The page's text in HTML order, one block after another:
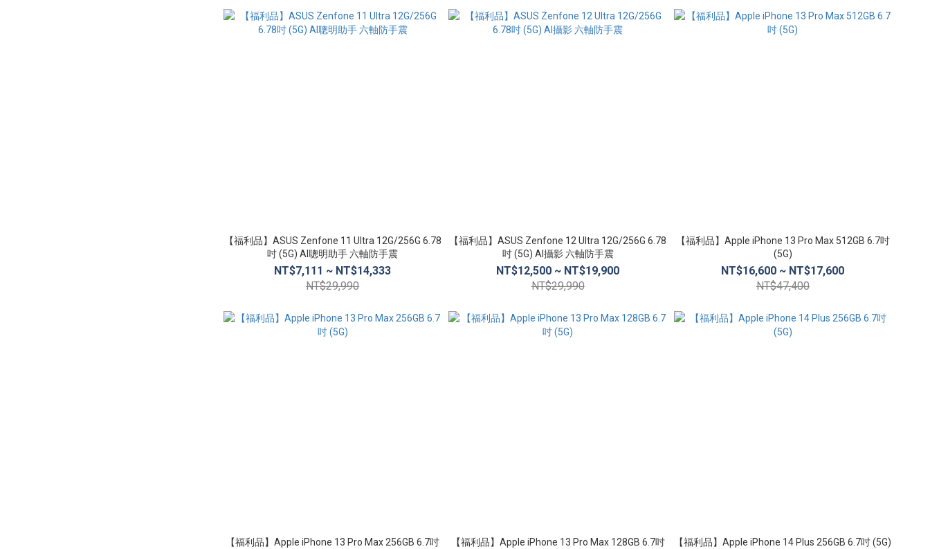
【福利品】ASUS Zenfone 11 Ultra 12G/256G 6.78
吋 (5G) AI聰明助手 六軸防手震
NT$7,111 ~ NT$14,333
NT$29,990
【福利品】ASUS Zenfone 12 Ultra 12G/256G 6.78
吋 (5G) AI攝影 六軸防手震
NT$12,500 ~ NT$19,900
NT$29,990
【福利品】Apple iPhone 13 Pro Max 512GB 6.7吋
(5G)
NT$16,600 ~ NT$17,600
NT$47,400
【福利品】Apple iPhone 13 Pro Max 256GB 6.7吋
【福利品】Apple iPhone 13 Pro Max 128GB 6.7吋
【福利品】Apple iPhone 14 Plus 256GB 6.7吋 (5G)